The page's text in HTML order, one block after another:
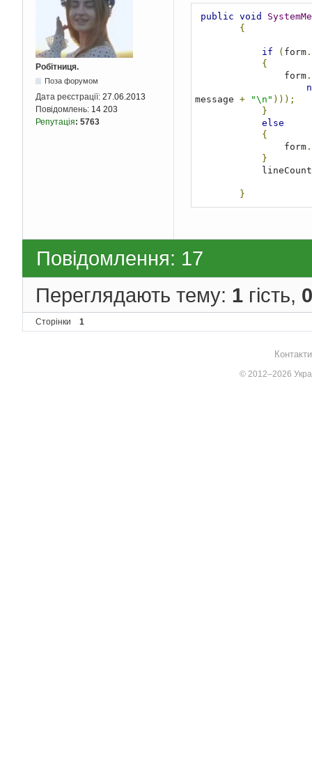
Робітниця.
Поза форумом
Дата реєстрації: 27.06.2013
Повідомлень: 14 203
Репутація: 5763
public void
{
if ( form.
{
                form
.
message + "\n" )));
}
else
{
                form
.
}
            lineCount
}
Повідомлення: 17
Переглядають тему: 1 гість, 0
Сторінки 1
© 2012–2026